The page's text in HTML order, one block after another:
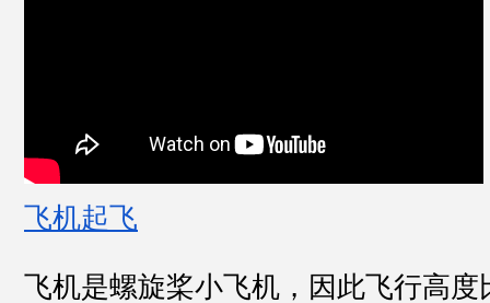
飞机起飞
飞机是螺旋桨小飞机，因此飞行高度